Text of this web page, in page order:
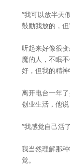
“我可以放半天
鼓励我放的，
听起来好像很
魔的人，不眠
好，但我的精神
离开电台一年
创业生活，他说
“我感觉自己活
我当然理解那
觉。